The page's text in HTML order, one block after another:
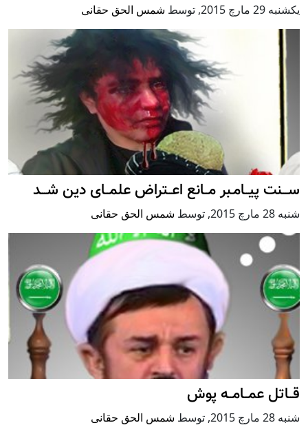
يكشنبه 29 مارچ 2015 , توسط شمس الحق حقانی
ســـنت پیــامـبر مــانع اعــتراض علمــای دین شـــد
شنبه 28 مارچ 2015 , توسط شمس الحق حقانی
قــاتل عمــامــه پوش
شنبه 28 مارچ 2015 , توسط شمس الحق حقانی